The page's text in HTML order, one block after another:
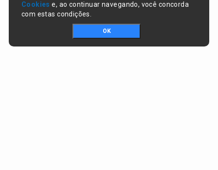
Cookies e, ao continuar navegando, você concorda
com estas condições.
OK